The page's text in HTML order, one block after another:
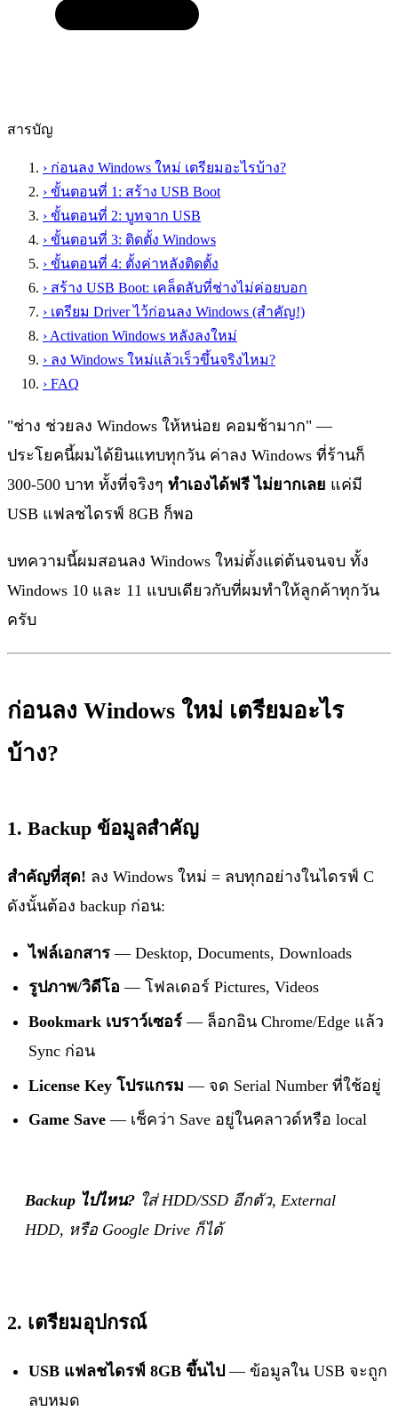
สารบัญ
› ก่อนลง Windows ใหม่ เตรียมอะไรบ้าง?
› ขั้นตอนที่ 1: สร้าง USB Boot
› ขั้นตอนที่ 2: บูทจาก USB
› ขั้นตอนที่ 3: ติดตั้ง Windows
› ขั้นตอนที่ 4: ตั้งค่าหลังติดตั้ง
› สร้าง USB Boot: เคล็ดลับที่ช่างไม่ค่อยบอก
› เตรียม Driver ไว้ก่อนลง Windows (สำคัญ!)
› Activation Windows หลังลงใหม่
› ลง Windows ใหม่แล้วเร็วขึ้นจริงไหม?
› FAQ
"ช่าง ช่วยลง Windows ให้หน่อย คอมช้ามาก" —
ประโยคนี้ผมได้ยินแทบทุกวัน ค่าลง Windows ที่ร้านก็
300-500 บาท ทั้งที่จริงๆ ทำเองได้ฟรี ไม่ยากเลย แค่มี
USB แฟลชไดรฟ์ 8GB ก็พอ
บทความนี้ผมสอนลง Windows ใหม่ตั้งแต่ต้นจนจบ ทั้ง
Windows 10 และ 11 แบบเดียวกับที่ผมทำให้ลูกค้าทุกวัน
ครับ
ก่อนลง Windows ใหม่ เตรียมอะไร
บ้าง?
1. Backup ข้อมูลสำคัญ
สำคัญที่สุด! ลง Windows ใหม่ = ลบทุกอย่างในไดรฟ์ C
ดังนั้นต้อง backup ก่อน:
ไฟล์เอกสาร — Desktop, Documents, Downloads
รูปภาพ/วิดีโอ — โฟลเดอร์ Pictures, Videos
Bookmark เบราว์เซอร์ — ล็อกอิน Chrome/Edge แล้ว
Sync ก่อน
License Key โปรแกรม — จด Serial Number ที่ใช้อยู่
Game Save — เช็คว่า Save อยู่ในคลาวด์หรือ local
Backup ไปไหน? ใส่ HDD/SSD อีกตัว, External
HDD, หรือ Google Drive ก็ได้
2. เตรียมอุปกรณ์
USB แฟลชไดรฟ์ 8GB ขึ้นไป — ข้อมูลใน USB จะถูก
ลบหมด